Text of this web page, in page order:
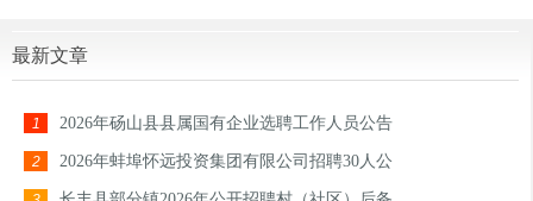
最新文章
1 2026年砀山县县属国有企业选聘工作人员公告
2 2026年蚌埠怀远投资集团有限公司招聘30人公